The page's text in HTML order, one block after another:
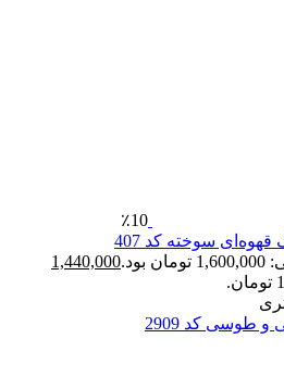
٪10
سوخته کد 407
1,440,000